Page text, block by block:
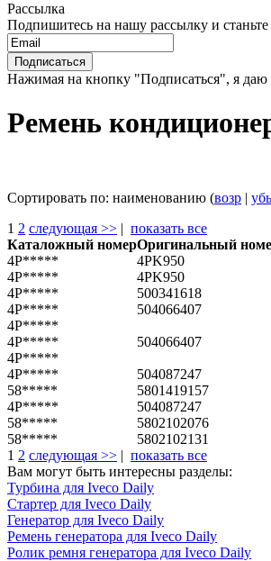
Рассылка
Подпишитесь на нашу рассылку и
Нажимая на кнопку "Подписаться", я даю
Ремень
Сортировать по: наименованию (возр |
1 2 следующая >> | показать все
Каталожный номерОригинальный
4P*****
4PK950
4P*****
4PK950
4P*****
500341618
4P*****
504066407
4P*****
4P*****
504066407
4P*****
4P*****
504087247
58*****
5801419157
4P*****
504087247
58*****
5802102076
58*****
5802102131
1 2 следующая >> | показать все
Вам могут быть интересны разделы:
Турбина для Iveco Daily
Стартер для Iveco Daily
Генератор для Iveco Daily
Ремень генератора для Iveco Daily
Ролик ремня генератора для Iveco Daily